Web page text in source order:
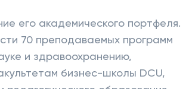
его академического портфеля.
70 преподаваемых программ
и здравоохранению,
бизнес-школы DCU,